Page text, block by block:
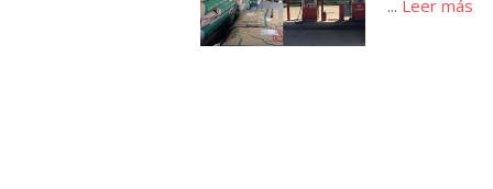
... Leer más